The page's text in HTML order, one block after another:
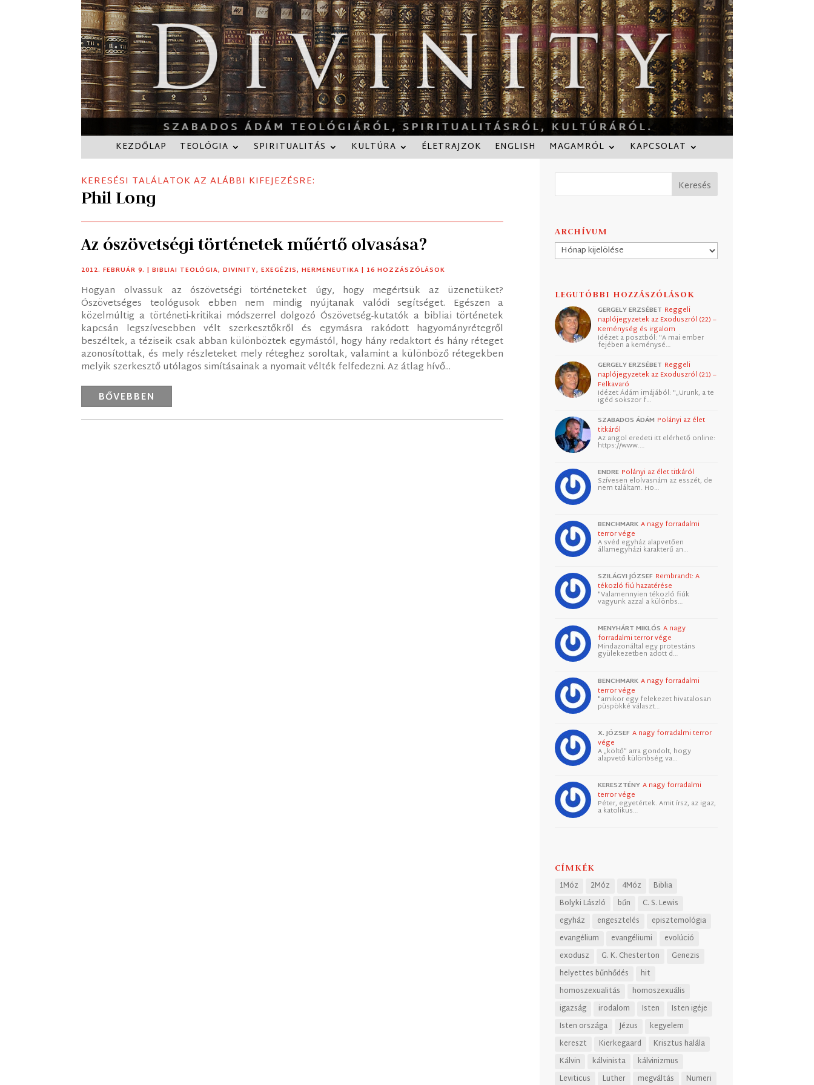
KEZDŐLAP TEOLÓGIA SPIRITUALITÁS KULTÚRA ÉLETRAJZOK ENGLISH MAGAMRÓL KAPCSOLAT
KERESÉSI TALÁLATOK AZ ALÁBBI KIFEJEZÉSRE:
Phil Long
Az ószövetségi történetek műértő olvasása?
2012. FEBRUÁR 9. |BIBLIAI TEOLÓGIA,DIVINITY,EXEGÉZIS,HERMENEUTIKA | 16 HOZZÁSZÓLÁSOK
Hogyan olvassuk az ószövetségi történeteket úgy, hogy megértsük az üzenetüket?
Ószövetséges teológusok ebben nem mindig nyújtanak valódi segítséget. Egészen a
közelmúltig a történeti-kritikai módszerrel dolgozó Ószövetség-kutatók a bibliai történetek
kapcsán legszívesebben vélt szerkesztőkről és egymásra rakódott hagyományrétegről
beszéltek, a téziseik csak abban különböztek egymástól, hogy hány redaktort és hány réteget
azonosítottak, és mely részleteket mely réteghez soroltak, valamint a különböző rétegekben
melyik szerkesztő utólagos simításainak a nyomait vélték felfedezni. Az átlag hívő...
BŐVEBBEN
ARCHÍVUM
Archívum
LEGUTÓBBI HOZZÁSZÓLÁSOK
GERGELY ERZSÉBET Reggeli
naplójegyzetek az Exoduszról (22) –
Keménység és irgalom
Idézet a posztból: "A mai ember
fejében a keménysé…
GERGELY ERZSÉBET Reggeli
naplójegyzetek az Exoduszról (21) –
Felkavaró
Idézet Ádám imájából: "„Urunk, a te
igéd sokszor f…
SZABADOS ÁDÁM Polányi az élet
titkáról
Az angol eredeti itt elérhető online:
https://www.…
ENDRE Polányi az élet titkáról
Szívesen elolvasnám az esszét, de
nem találtam. Ho…
BENCHMARK A nagy forradalmi
terror vége
A svéd egyház alapvetően
államegyházi karakterű an…
SZILÁGYI JÓZSEF Rembrandt: A
tékozló fiú hazatérése
"Valamennyien tékozló fiúk
vagyunk azzal a különbs…
MENYHÁRT MIKLÓS A nagy
forradalmi terror vége
Mindazonáltal egy protestáns
gyülekezetben adott d…
BENCHMARK A nagy forradalmi
terror vége
"amikor egy felekezet hivatalosan
püspökké választ…
X. JÓZSEF A nagy forradalmi terror
vége
A „költő” arra gondolt, hogy
alapvető különbség va…
KERESZTÉNY A nagy forradalmi
terror vége
Péter, egyetértek. Amit írsz, az igaz,
a katolikus…
CÍMKÉK
1Móz 2Móz 4Móz
Biblia
Bolyki László
bűn
C. S. Lewis
egyház
engesztelés
episztemológia
evangélium
evangéliumi
evolúció
exodusz
G. K. Chesterton
Genezis
helyettes bűnhődés
hit
homoszexualitás
homoszexuális
igazság
irodalom Isten
Isten igéje
Isten országa
Jézus
kegyelem
kereszt
Kierkegaard
Krisztus halála
Kálvin
kálvinista
kálvinizmus
Leviticus
Luther megváltás Numeri